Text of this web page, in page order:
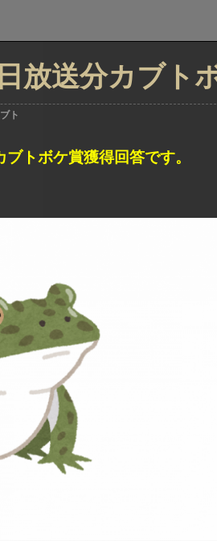
放送分カブト
ト
トボケ賞獲得回答です。